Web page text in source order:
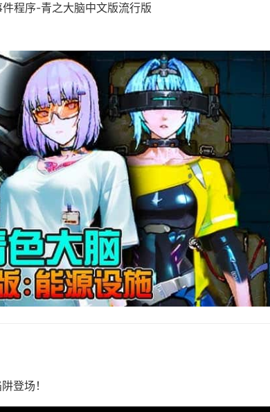
程序-青之大脑中文版流行版
登场！